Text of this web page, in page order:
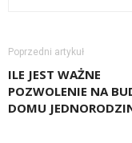
Poprzedni artykuł
ILE JEST WAŻNE
POZWOLENIE NA
DOMU